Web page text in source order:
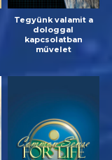
Tegyünk valamit a
dologgal
kapcsolatban
művelet